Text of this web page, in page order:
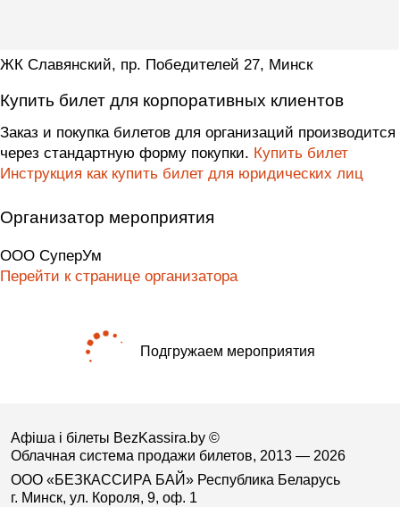
ЖК Славянский, пр. Победителей 27, Минск
Купить билет для корпоративных клиентов
Заказ и покупка билетов для организаций производится
через стандартную форму покупки. Купить билет
Инструкция как купить билет для юридических лиц
Организатор мероприятия
ООО СуперУм
Перейти к странице организатора
Подгружаем мероприятия
Афіша і білеты BezKassira.by ©
Облачная система продажи билетов, 2013 — 2026
ООО «БЕЗКАССИРА БАЙ» Республика Беларусь
г. Минск, ул. Короля, 9, оф. 1